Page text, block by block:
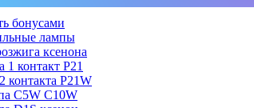
бонусами
лампы
ксенона
1 контакт P21
контакта P21W
C5W C10W